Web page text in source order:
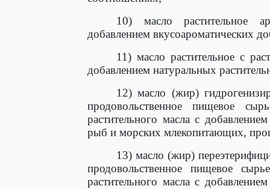
10) масло растительное
добавлением вкусоароматических
11) масло растительное с
добавлением натуральных
12) масло (жир)
продовольственное пищевое
растительного масла с
рыб и морских млекопитающих,
13) масло (жир)
продовольственное пищевое
растительного масла с